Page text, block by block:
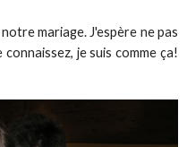
mariage. J'espère ne pas
je suis comme ça!